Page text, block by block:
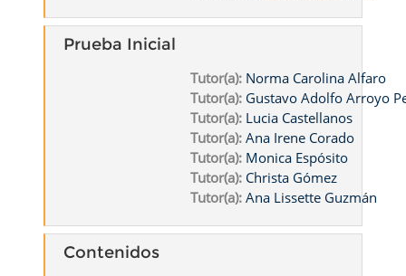
Prueba Inicial
Tutor(a): Norma Carolina Alfaro
Tutor(a): Gustavo Adolfo Arroyo
Tutor(a): Lucia Castellanos
Tutor(a): Ana Irene Corado
Tutor(a): Monica Espósito
Tutor(a): Christa Gómez
Tutor(a): Ana Lissette Guzmán
Contenidos